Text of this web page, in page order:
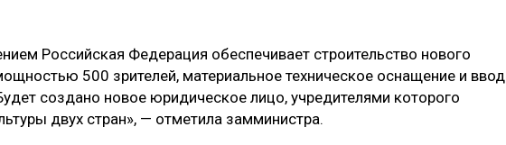
Российская Федерация обеспечивает строительство нового
500 зрителей, материальное техническое оснащение и ввод
создано новое юридическое лицо, учредителями которого
двух стран», — отметила замминистра.